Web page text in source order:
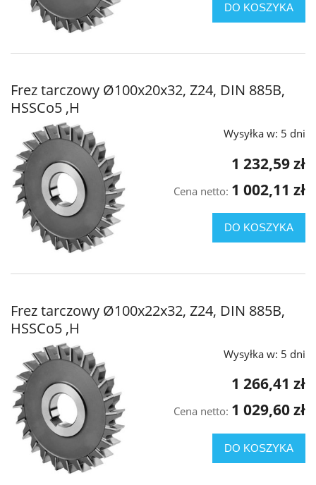
DO KOSZYKA
Frez tarczowy Ø100x20x32, Z24, DIN 885B,
HSSCo5 ,H
Wysyłka w: 5 dni
1 232,59 zł
Cena netto: 1 002,11 zł
DO KOSZYKA
Frez tarczowy Ø100x22x32, Z24, DIN 885B,
HSSCo5 ,H
Wysyłka w: 5 dni
1 266,41 zł
Cena netto: 1 029,60 zł
DO KOSZYKA